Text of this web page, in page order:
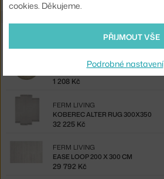
Také by se vám mohlo líbit
FERM LIVING
1 208 Kč
KOBEREC ALTER RUG 300X350
FERM LIVING
32 225 Kč
EASE LOOP 200 X 300 CM
FERM LIVING
29 792 Kč
cookies. Děkujeme.
PŘIJMOUT VŠE
Podrobné nastavení